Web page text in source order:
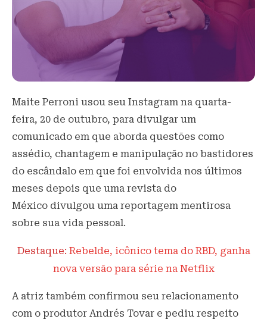
Maite Perroni usou seu Instagram na quarta-
feira, 20 de outubro, para divulgar um
comunicado em que aborda questões como
assédio, chantagem e manipulação no bastidores
do escândalo em que foi envolvida nos últimos
meses depois que uma revista do
México divulgou uma reportagem mentirosa
sobre sua vida pessoal.
Destaque: Rebelde, icônico tema do RBD, ganha
nova versão para série na Netflix
A atriz também confirmou seu relacionamento
com o produtor Andrés Tovar e pediu respeito